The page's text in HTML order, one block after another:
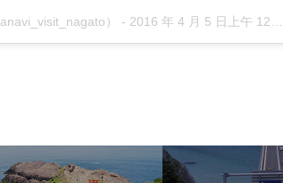
） - 2016 年 4 月 5 日上午 12：28 PDT